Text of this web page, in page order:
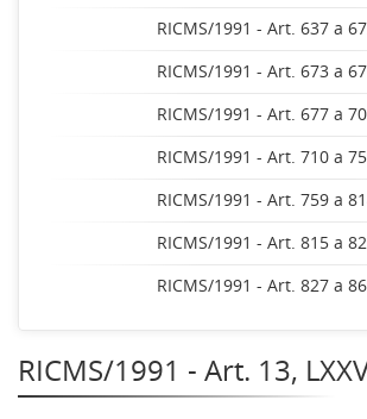
RICMS/1991 - Art. 637 a
RICMS/1991 - Art. 673 a
RICMS/1991 - Art. 677 a
RICMS/1991 - Art. 710 a
RICMS/1991 - Art. 759 a
RICMS/1991 - Art. 815 a
RICMS/1991 - Art. 827 a
RICMS/1991 - Art. 13,